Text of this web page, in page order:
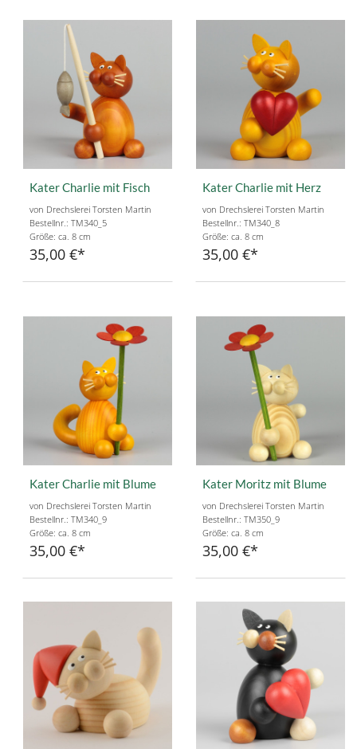
Kater Charlie mit Fisch
von Drechslerei Torsten Martin
Bestellnr.: TM340_5
Größe: ca. 8 cm
35,00 €
Kater Charlie mit Herz
von Drechslerei Torsten Martin
Bestellnr.: TM340_8
Größe: ca. 8 cm
35,00 €
Kater Charlie mit Blume
von Drechslerei Torsten Martin
Bestellnr.: TM340_9
Größe: ca. 8 cm
35,00 €
Kater Moritz mit Blume
von Drechslerei Torsten Martin
Bestellnr.: TM350_9
Größe: ca. 8 cm
35,00 €